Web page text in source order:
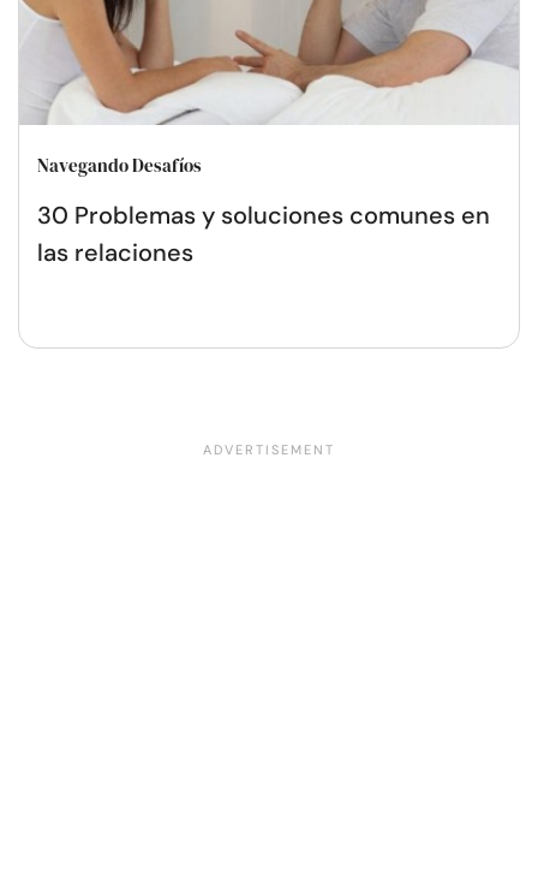
Navegando Desafíos
30 Problemas y soluciones comunes en
las relaciones